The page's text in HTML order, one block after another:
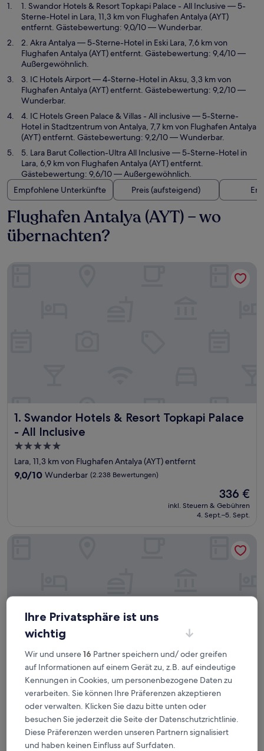
1. Swandor Hotels & Resort Topkapi Palace - All Inclusive— 5-
Sterne-Hotel in Lara, 11,3 km von Flughafen Antalya (AYT)
entfernt. Gästebewertung: 9,0/10 — Wunderbar.
2. Akra Antalya— 5-Sterne-Hotel in Eski Lara, 7,6 km von
Flughafen Antalya (AYT) entfernt. Gästebewertung: 9,4/10 —
Außergewöhnlich.
3. IC Hotels Airport— 4-Sterne-Hotel in Aksu, 3,3 km von
Flughafen Antalya (AYT) entfernt. Gästebewertung: 9,2/10 —
Wunderbar.
4. IC Hotels Green Palace & Villas - All inclusive— 5-Sterne-
Hotel in Stadtzentrum von Antalya, 7,7 km von Flughafen Antalya
(AYT) entfernt. Gästebewertung: 9,2/10 — Wunderbar.
5. Lara Barut Collection-Ultra All Inclusive— 5-Sterne-Hotel in
Lara, 6,9 km von Flughafen Antalya (AYT) entfernt.
Gästebewertung: 9,6/10 — Außergewöhnlich.
Empfohlene Unterkünfte
Preis (aufsteigend)
Flughafen Antalya (AYT) – wo
übernachten?
1. Swandor Hotels & Resort Topkapi Palace
- All Inclusive
Swandor Hotels & Resort Topkapi Palace - All Inclusive
5.0-
Sterne-
Unterkunft
Lara, 11,3 km von Flughafen Antalya (AYT) entfernt
9.0
9,0/10 Wunderbar (2.238 Bewertungen)
Der
Preis
beträgt
336 €
inkl. Steuern & Gebühren
4. Sept.–5. Sept.
2. Akra Antalya
Akra Antalya
5.0-
Sterne-
Unterkunft
Eski Lara, 7,6 km von Flughafen Antalya (AYT) entfernt
von
9,4/10 Außergewöhnlich (1.714 Bewertungen)
Akra Antalya
Ihre Privatsphäre ist uns
wichtig
Wir und unsere16 Partner speichern und/ oder greifen
auf Informationen auf einem Gerät zu, z.B. auf eindeutige
Kennungen in Cookies, um personenbezogene Daten zu
verarbeiten. Sie können Ihre Präferenzen akzeptieren
oder verwalten. Klicken Sie dazu bitte unten oder
besuchen Sie jederzeit die Seite der Datenschutzrichtlinie.
Diese Präferenzen werden unseren Partnern signalisiert
und haben keinen Einfluss auf Surfdaten.